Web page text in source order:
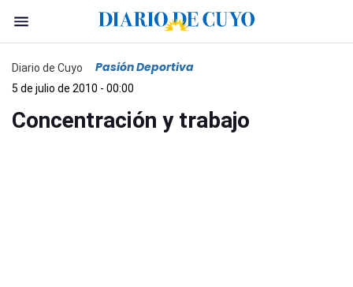
Diario de Cuyo Pasión Deportiva
5 de julio de 2010 - 00:00
Concentración y trabajo